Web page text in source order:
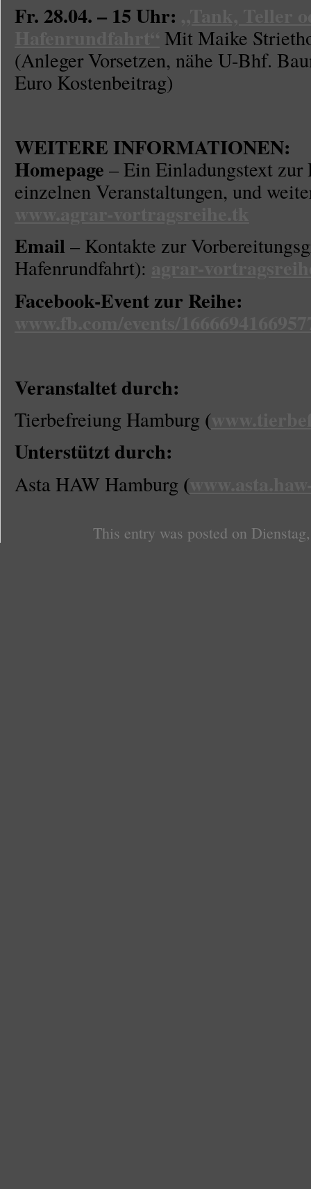
Fr. 28.04. – 15 Uhr:
Mit Maike
(Anleger Vorsetzen, nähe U-Bhf.
Euro Kostenbeitrag)
WEITERE INFORMATIONEN:
Homepage – Ein Einladungstext zur
einzelnen Veranstaltungen, und
Email – Kontakte zur
Hafenrundfahrt):
Facebook-Event zur Reihe:
Veranstaltet durch:
Tierbefreiung Hamburg (
Unterstützt durch:
Asta HAW Hamburg (
This entry was posted on